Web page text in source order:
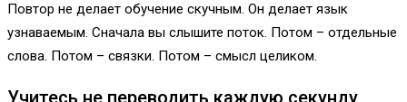
Повтор не делает обучение скучным. Он делает язык
узнаваемым. Сначала вы слышите поток. Потом – отдельные
слова. Потом – связки. Потом – смысл целиком.
Учитесь не переводить каждую секунду